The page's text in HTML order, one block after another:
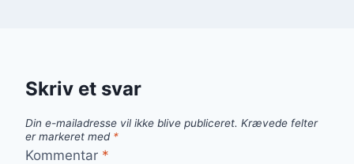
Skriv et svar
Din e-mailadresse vil ikke blive publiceret. Krævede felter
er markeret med *
Kommentar *